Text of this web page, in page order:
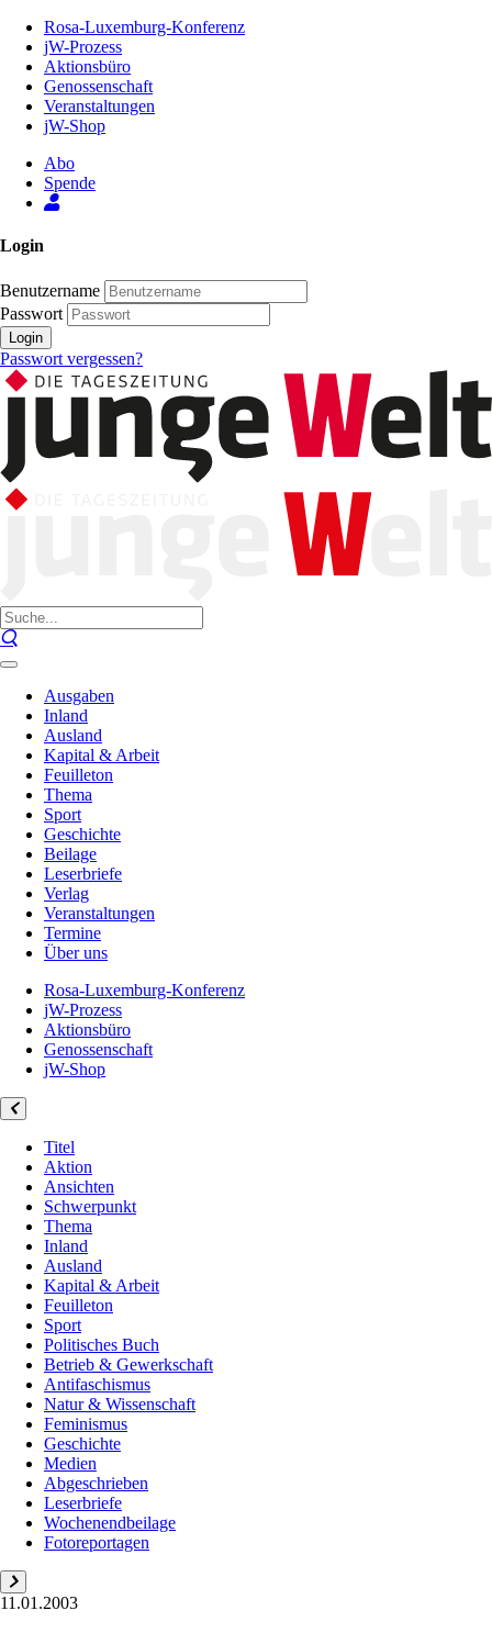
Inhalt
Seite
Rosa-Luxemburg-Konferenz
jW-Prozess
Aktionsbüro
Genossenschaft
Veranstaltungen
jW-Shop
Abo
Spende
Login
Benutzername
Passwort
Login
Passwort vergessen?
Ausgaben
Inland
Ausland
Kapital & Arbeit
Feuilleton
Thema
Sport
Geschichte
Beilage
Leserbriefe
Verlag
Veranstaltungen
Termine
Über uns
Rosa-Luxemburg-Konferenz
jW-Prozess
Aktionsbüro
Genossenschaft
jW-Shop
Titel
Aktion
Ansichten
Schwerpunkt
Thema
Inland
Ausland
Kapital & Arbeit
Feuilleton
Sport
Politisches Buch
Betrieb & Gewerkschaft
Antifaschismus
Natur & Wissenschaft
Feminismus
Geschichte
Medien
Abgeschrieben
Leserbriefe
Wochenendbeilage
Fotoreportagen
11.01.2003